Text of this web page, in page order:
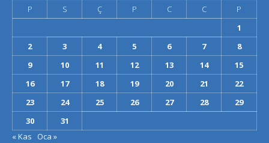
P
S Ç P C C
P
1
2
3 4 5 6 7
8
9
10 11 12 13 14
15
16
17 18 19 20 21
22
23
24 25 26 27 28
29
30
31
« Kas
Oca »